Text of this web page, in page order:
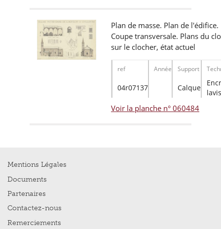
Plan de masse. Plan de
Coupe transversale. Plans du
sur le clocher, état actuel
ref Année Support
04r07137 Calque
lavis
Voir la planche n° 060484
Mentions Légales
Documents
Partenaires
Contactez-nous
Remerciements